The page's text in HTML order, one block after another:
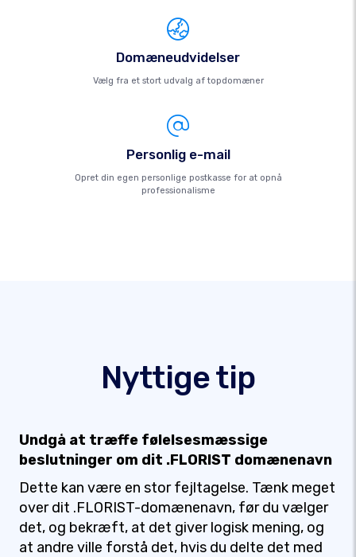
Domæneudvidelser
Vælg fra et stort udvalg af topdomæner
Personlig e-mail
Opret din egen personlige postkasse for at opnå
professionalisme
Nyttige tip
Undgå at træffe følelsesmæssige
beslutninger om dit .FLORIST domænenavn
Dette kan være en stor fejltagelse. Tænk meget
over dit .FLORIST-domænenavn, før du vælger
det, og bekræft, at det giver logisk mening, og
at andre ville forstå det, hvis du delte det med